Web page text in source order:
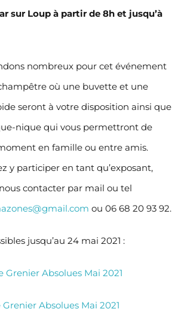
sur Loup à partir de 8h et jusqu’à
nombreux pour cet événement
où une buvette et une
seront à votre disposition ainsi que
nique qui vous permettront de
en famille ou entre amis.
y participer en tant qu’exposant,
contacter par mail ou tel
ou 06 68 20 93 92.
jusqu’au 24 mai 2021 :
Grenier Absolues Mai 2021
Absolues Mai 2021